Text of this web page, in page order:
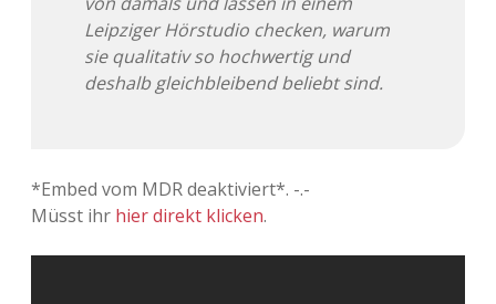
Adventskalender 2024
Leipziger Hörstudio checken, warum
sie qualitativ so hochwertig und
deshalb gleichbleibend beliebt sind.
*Embed vom MDR deaktiviert*. -.-
Müsst ihr hier direkt klicken.